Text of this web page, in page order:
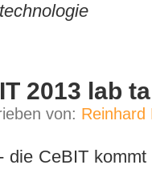
2013 lab
von: Reinhard
die CeBIT